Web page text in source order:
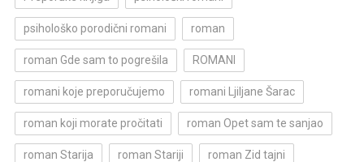
psihološko porodični romani roman
roman Gde sam to pogrešila ROMANI
romani koje preporučujemo romani Ljiljane Šarac
roman koji morate pročitati roman Opet sam te sanjao
roman Starija roman Stariji roman Zid tajni